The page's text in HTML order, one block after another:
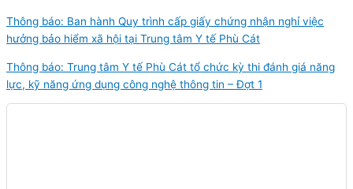
Thông báo: Ban hành Quy trình cấp giấy chứng nhận nghỉ việc
hưởng bảo hiểm xã hội tại Trung tâm Y tế Phù Cát
Thông báo: Trung tâm Y tế Phù Cát tổ chức kỳ thi đánh giá năng
lực, kỹ năng ứng dụng công nghệ thông tin – Đợt 1